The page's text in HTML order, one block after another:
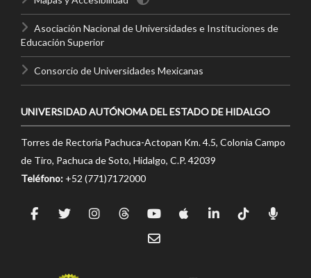
Asociación Nacional de Universidades e Instituciones de
Educación Superior
Consorcio de Universidades Mexicanas
UNIVERSIDAD AUTÓNOMA DEL ESTADO DE HIDALGO
Torres de Rectoría Pachuca-Actopan Km. 4.5, Colonia Campo
de Tiro, Pachuca de Soto, Hidalgo, C.P. 42039
Teléfono: +52 (771)7172000